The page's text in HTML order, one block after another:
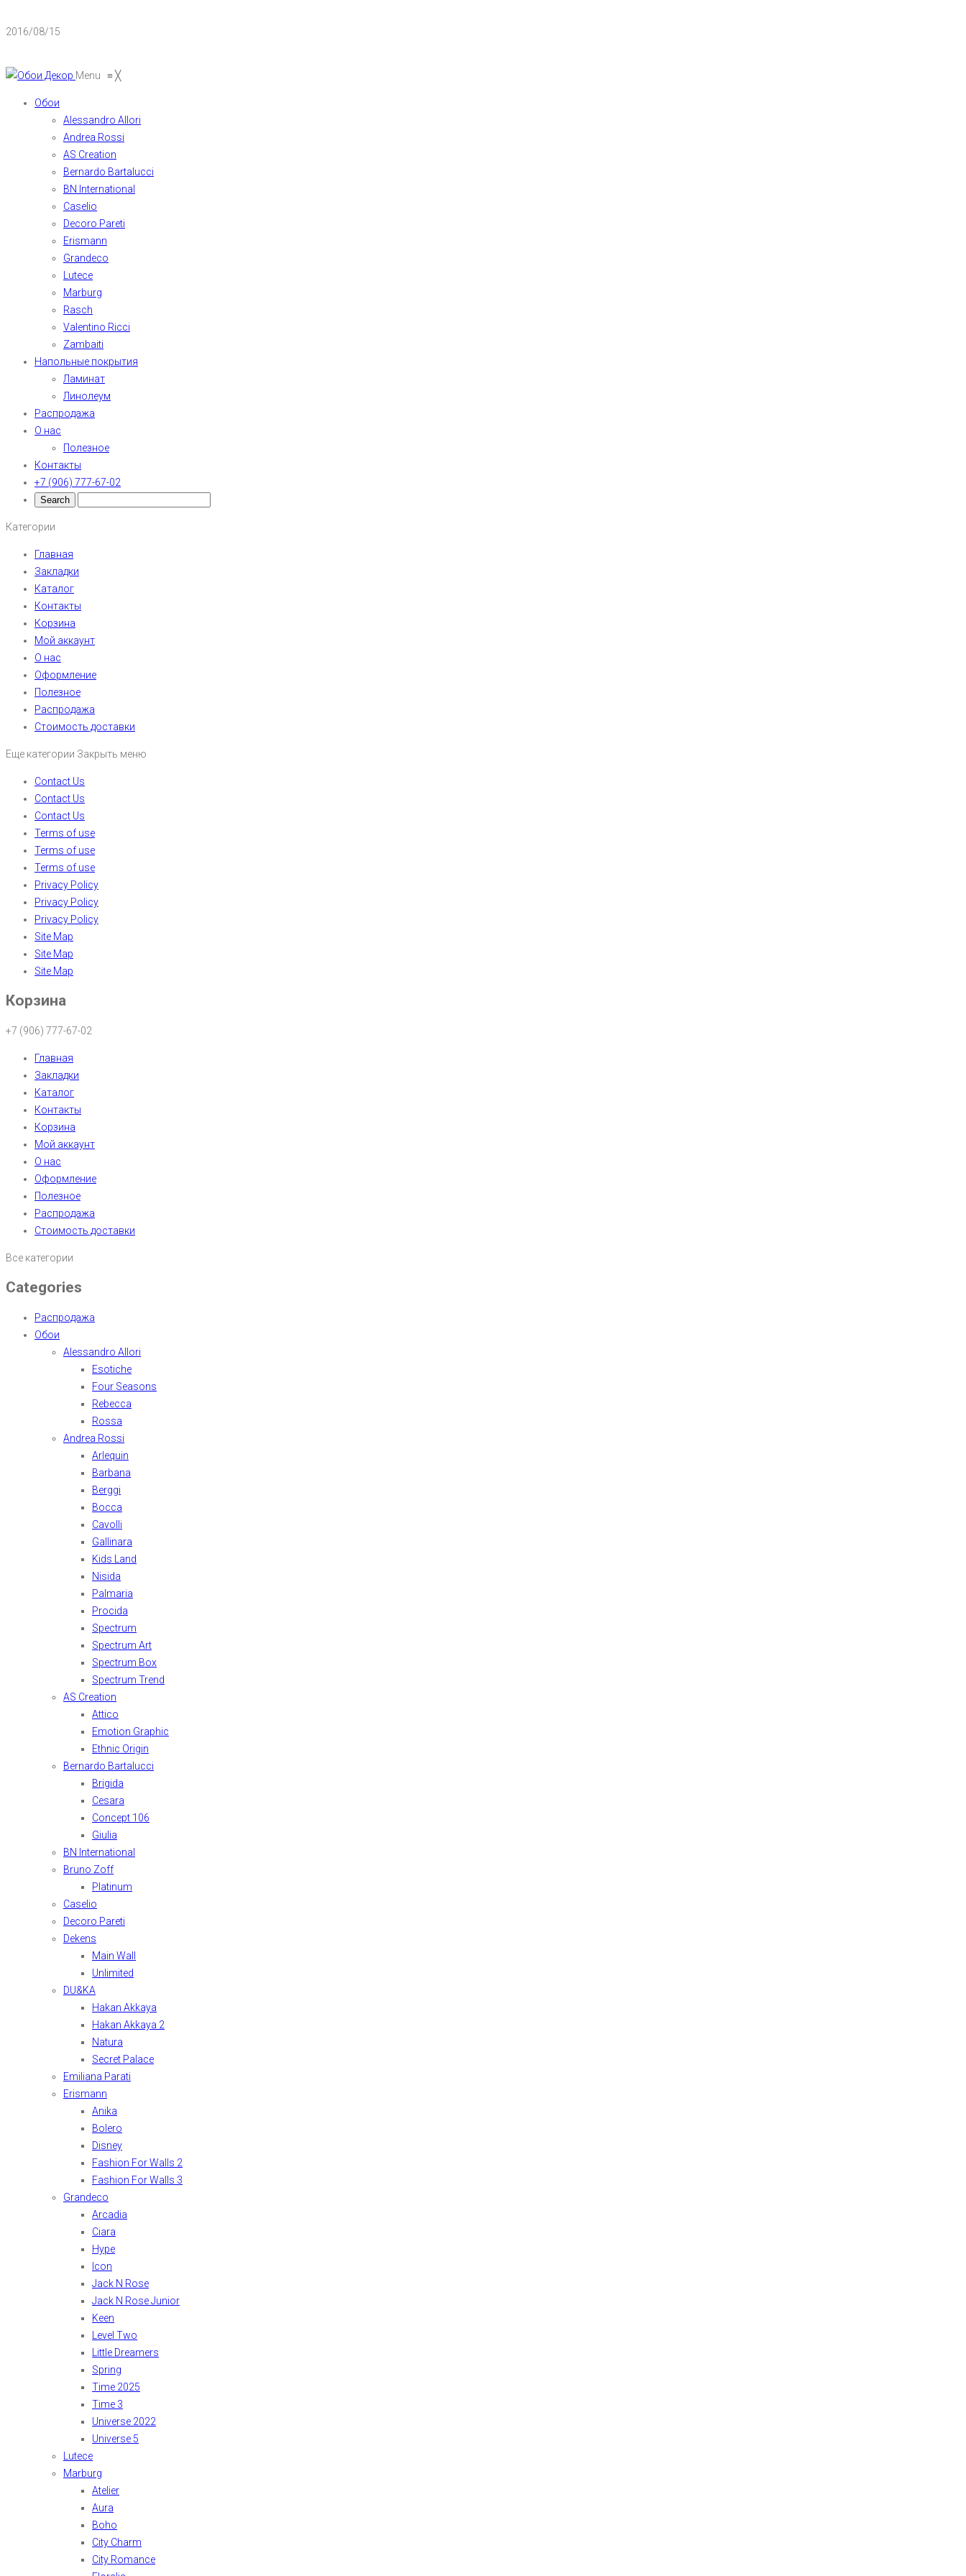
2016/08/15
Menu ≡╳
Обои
Alessandro Allori
Andrea Rossi
AS Creation
Bernardo Bartalucci
BN International
Caselio
Decoro Pareti
Erismann
Grandeco
Lutece
Marburg
Rasch
Valentino Ricci
Zambaiti
Напольные покрытия
Ламинат
Линолеум
Распродажа
О нас
Полезное
Контакты
+7 (906) 777-67-02
Категории
Главная
Закладки
Каталог
Контакты
Корзина
Мой аккаунт
О нас
Оформление
Полезное
Распродажа
Стоимость доставки
Еще категории Закрыть меню
Contact Us
Contact Us
Contact Us
Terms of use
Terms of use
Terms of use
Privacy Policy
Privacy Policy
Privacy Policy
Site Map
Site Map
Site Map
Корзина
+7 (906) 777-67-02
Главная
Закладки
Каталог
Контакты
Корзина
Мой аккаунт
О нас
Оформление
Полезное
Распродажа
Стоимость доставки
Все категории
Categories
Распродажа
Обои
Alessandro Allori
Esotiche
Four Seasons
Rebecca
Rossa
Andrea Rossi
Arlequin
Barbana
Berggi
Bocca
Cavolli
Gallinara
Kids Land
Nisida
Palmaria
Procida
Spectrum
Spectrum Art
Spectrum Box
Spectrum Trend
AS Creation
Attico
Emotion Graphic
Ethnic Origin
Bernardo Bartalucci
Brigida
Cesara
Concept 106
Giulia
BN International
Bruno Zoff
Platinum
Caselio
Decoro Pareti
Dekens
Main Wall
Unlimited
DU&KA
Hakan Akkaya
Hakan Akkaya 2
Natura
Secret Palace
Emiliana Parati
Erismann
Anika
Bolero
Disney
Fashion For Walls 2
Fashion For Walls 3
Grandeco
Arcadia
Ciara
Hype
Icon
Jack N Rose
Jack N Rose Junior
Keen
Level Two
Little Dreamers
Spring
Time 2025
Time 3
Universe 2022
Universe 5
Lutece
Marburg
Atelier
Aura
Boho
City Charm
City Romance